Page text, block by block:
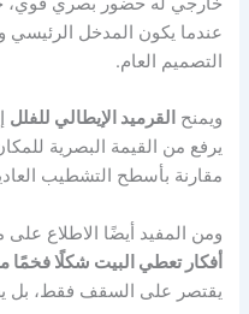
عندما يكون المدخل الرئيسي
التصميم العام.
ويمنح القرميد الإيطالي للفلل
يرفع من القيمة البصرية
مقارنة بأسطح التشطيب
ومن المفيد أيضًا الاطلاع
أفكار تعطي البيت شكلًا فخمًا
يقتصر على السقف فقط، بل